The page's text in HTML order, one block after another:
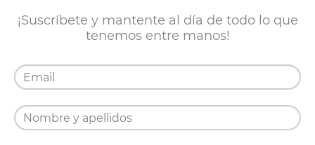
¡Suscríbete y mantente al día de todo lo que
tenemos entre manos!